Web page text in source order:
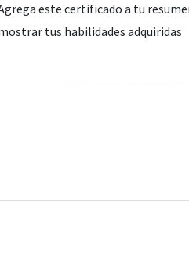
este certificado a tu
tus habilidades adquiridas